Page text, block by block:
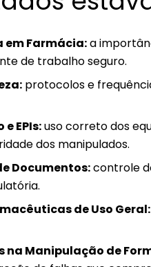
em Farmácia:a
de trabalho seguro.
protocolos e
EPIs:uso correto dos
dos manipulados.
Documentos:controle
de Uso Geral:
na Manipulação de